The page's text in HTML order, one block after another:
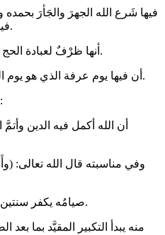
فيهن من التهليل والتكبير والتحميد).
- ﺃنها ظرْفٌ لعبادة اﻟﺤﺞ اﻟذي ﻫﻮ ﺭﻛﻦ ﻣﻦ ﺃﺭﻛﺎﻥ اﻹﺳﻼﻡ.
- أن فيها يوم عرفة الذي هو يوم الحج الأكبر، ويومُ التجلي الأعظم.
ومن خصائص يوم عرفة خصوصا:
- صيامُه يكفر سنتين، ورمضانُ كله يكفر سنة واحدة.